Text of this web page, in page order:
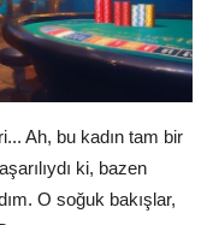
Ah, bu kadın tam bir
ki, bazen
O soğuk bakışlar,